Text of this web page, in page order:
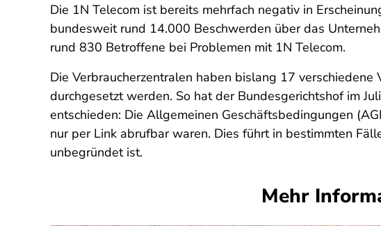
Die 1N Telecom ist bereits mehrfach negativ in
bundesweit rund 14.000 Beschwerden über das
rund 830 Betroffene bei Problemen mit 1N Telecom.
Die Verbraucherzentralen haben bislang 17
durchgesetzt werden. So hat der Bundesgerichtshof im
entschieden: Die Allgemeinen Geschäftsbedingungen
nur per Link abrufbar waren. Dies führt in bestimmten
unbegründet ist.
Mehr